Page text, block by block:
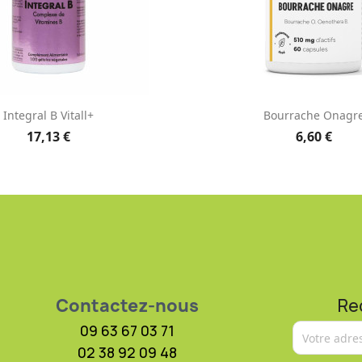
Aperçu rapide
Integral B Vitall+
17,13 €
Aperçu
Bourrache
6,60 €
Contactez-nous
09 63 67 03 71
02 38 92 09 48